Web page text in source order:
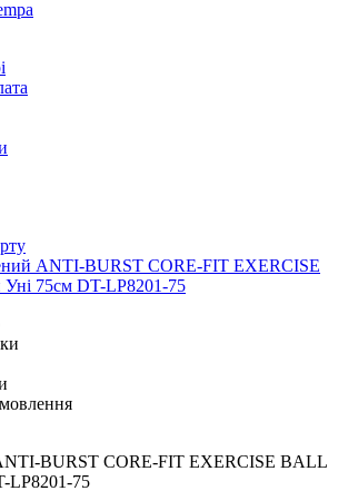
ANTI-BURST CORE-FIT EXERCISE
75см DT-LP8201-75
BURST CORE-FIT EXERCISE BALL
LP8201-75